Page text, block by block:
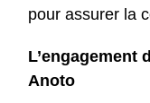
pour assurer la
L’engagement
Anoto